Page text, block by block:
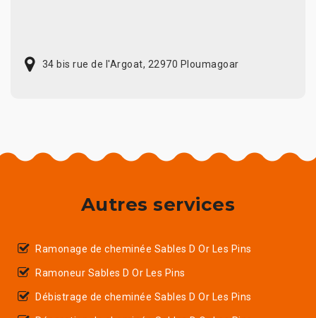
34 bis rue de l'Argoat, 22970 Ploumagoar
Autres services
Ramonage de cheminée Sables D Or Les Pins
Ramoneur Sables D Or Les Pins
Débistrage de cheminée Sables D Or Les Pins